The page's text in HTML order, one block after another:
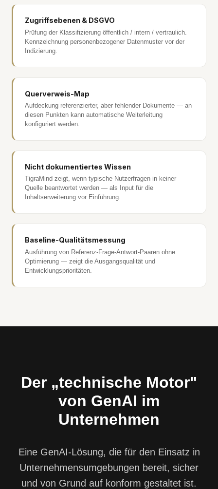
Zugriffsebenen & DSGVO
Prüfung der Klassifizierung öffentlich / intern / vertraulich.
Kennzeichnung personenbezogener Datenmuster vor der
Indizierung.
Querverweis-Map
Aufdeckung referenzierter, aber fehlender Dokumente — an
diesen Punkten kann automatische Weiterleitung
konfiguriert werden.
Nicht dokumentiertes Wissen
TigraMind zeigt, wenn typische Nutzerfragen in keiner
Quelle beantwortet werden — als Input für die
Inhaltserweiterung vor Einführung.
Baseline-Qualitätsmessung
Ausführung von Referenz-Frage-Antwort-Paaren ohne
Optimierung — zeigt die Ausgangsqualität und
Entwicklungsprioritäten.
Der „technische Motor"
von GenAI im
Unternehmen
Eine GenAI-Lösung, die für den Einsatz in
Unternehmensumgebungen bereit, sicher
und von Grund auf konform gestaltet ist.